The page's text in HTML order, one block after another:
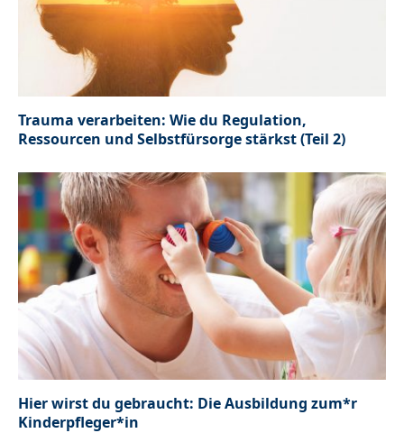
Trauma verarbeiten: Wie du Regulation,
Ressourcen und Selbstfürsorge stärkst (Teil 2)
Hier wirst du gebraucht: Die Ausbildung zum*r
Kinderpfleger*in